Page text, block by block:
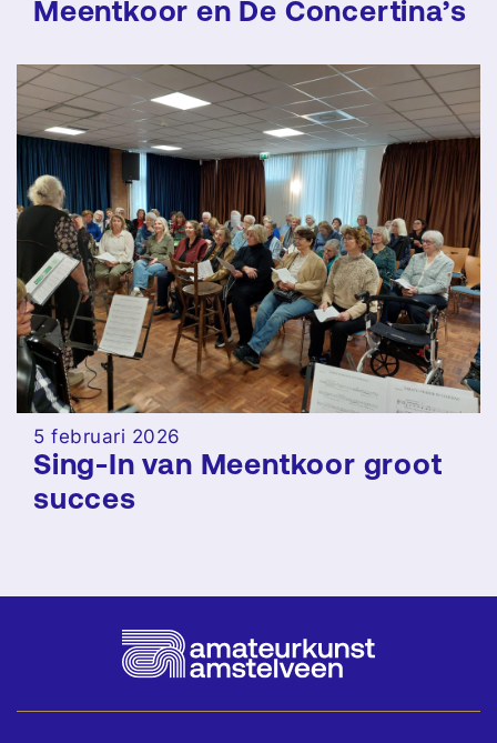
Meentkoor en De Concertina’s
5 februari 2026
Sing-In van Meentkoor groot
succes